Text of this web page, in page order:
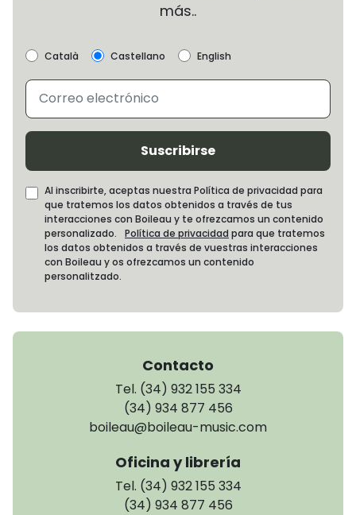
más..
Català Castellano English
Suscribirse
Al inscribirte, aceptas nuestra Política de privacidad para
que tratemos los datos obtenidos a través de tus
interacciones con Boileau y te ofrezcamos un contenido
personalizado. Política de privacidad para que tratemos
los datos obtenidos a través de vuestras interacciones
con Boileau y os ofrezcamos un contenido
personalitzado.
Contacto
Tel. (34) 932 155 334
(34) 934 877 456
boileau@boileau-music.com
Oficina y librería
Tel. (34) 932 155 334
(34) 934 877 456